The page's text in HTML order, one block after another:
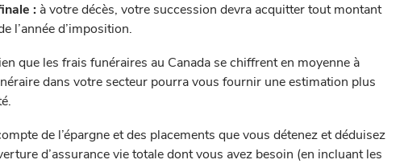
:à votre décès, votre succession devra acquitter tout montant
l’année d’imposition.
que les frais funéraires au Canada se chiffrent en moyenne à
dans votre secteur pourra vous fournir une estimation plus
de l’épargne et des placements que vous détenez et déduisez
d’assurance vie totale dont vous avez besoin (en incluant les